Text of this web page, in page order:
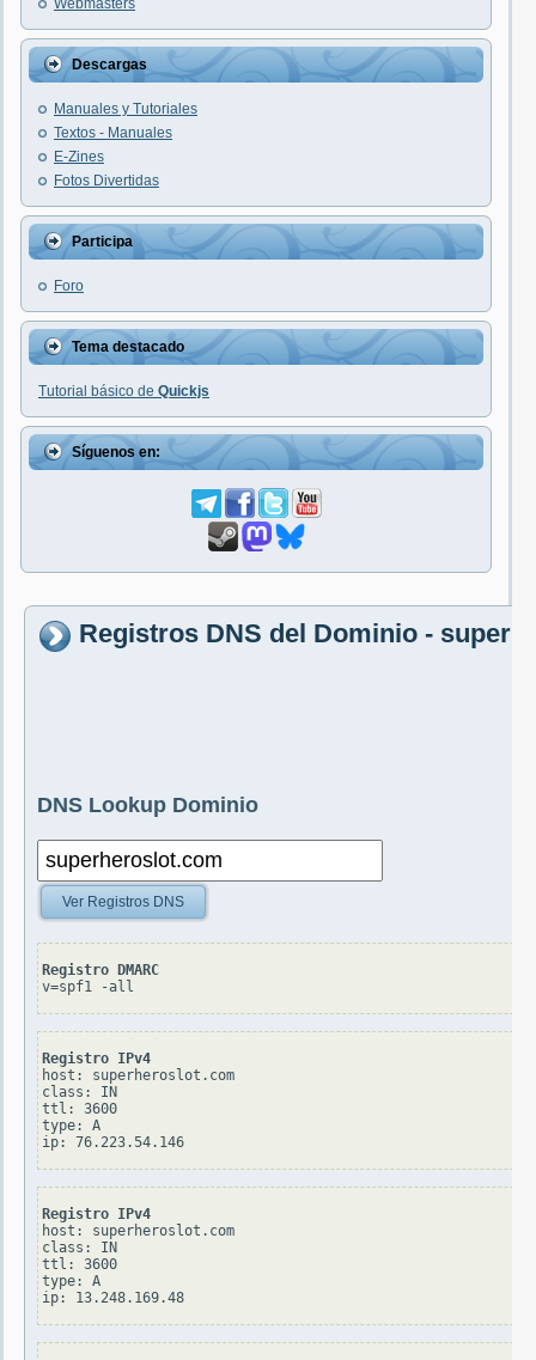
Webmasters
Descargas
Manuales y Tutoriales
Textos - Manuales
E-Zines
Fotos Divertidas
Participa
Foro
Tema destacado
Tutorial básico de Quickjs
Síguenos en:
Registros DNS del Dominio -
DNS Lookup Dominio
Ver Registros DNS
Registro DMARC
v=spf1 -all
Registro IPv4
host: superheroslot.com
class: IN
ttl: 3600
type: A
Registro IPv4
host: superheroslot.com
class: IN
ttl: 3600
type: A